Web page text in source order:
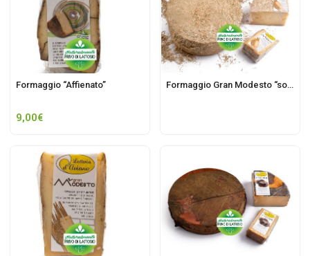
Formaggio “Affienato”
9,00€
Formaggio Gran Modesto “sottopaglia”